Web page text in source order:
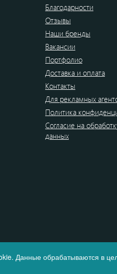
Благодарности
Отзывы
Наши бренды
Вакансии
Портфолио
Доставка и оплата
Контакты
Для рекламных
Политика
Согласие на
данных
Данные обрабатываются в